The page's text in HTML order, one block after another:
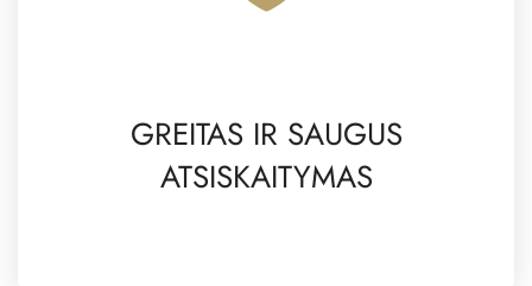
GREITAS IR SAUGUS
ATSISKAITYMAS